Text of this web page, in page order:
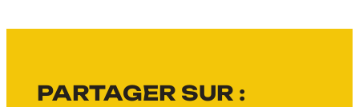
PARTAGER SUR :